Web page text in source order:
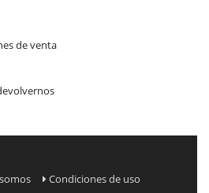
de venta
Condiciones de uso